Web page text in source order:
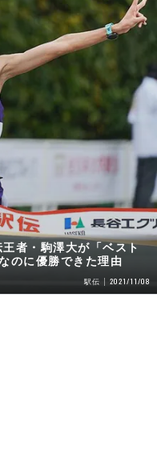
者・駒澤大が「ベスト
のに優勝できた理由
駅伝 2021/11/08